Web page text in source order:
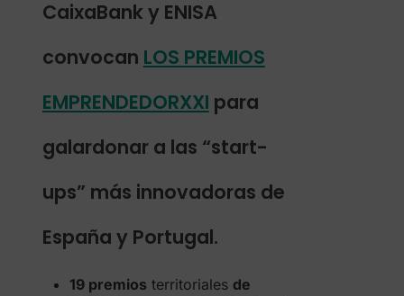
CaixaBank y ENISA
convocan LOS PREMIOS
EMPRENDEDORXXI para
galardonar a las “start-
ups” más innovadoras de
España y Portugal.
19 premios territoriales de